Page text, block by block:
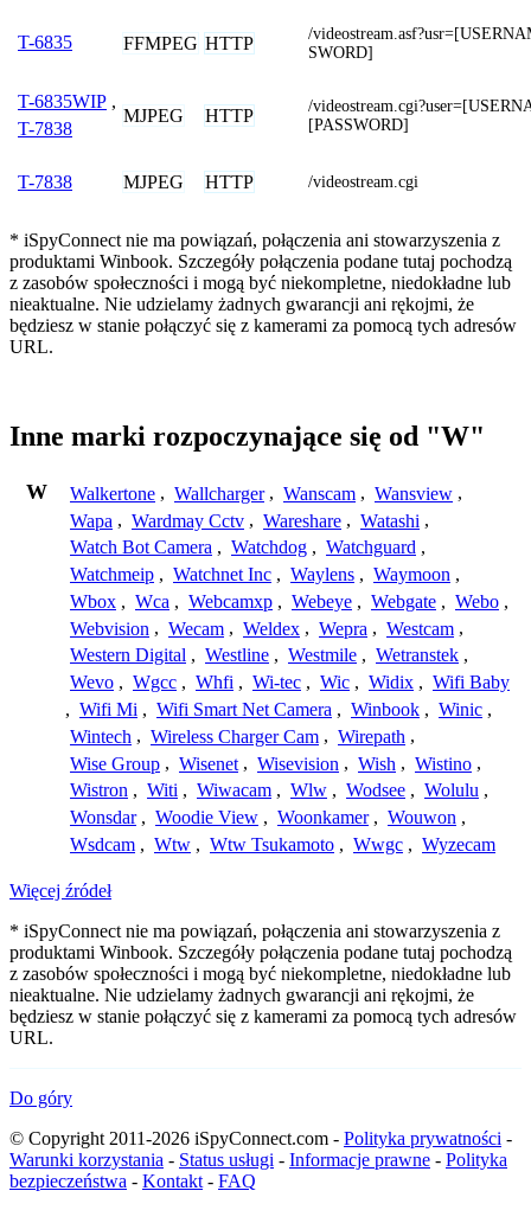
T-6835 FFMPEG HTTP
/
SWORD]
T-6835WIP ,
T-7838
MJPEG HTTP
/
[PASSWORD]
T-7838 MJPEG HTTP /videostream.cgi
* iSpyConnect nie ma powiązań, połączenia ani stowarzyszenia z
produktami Winbook. Szczegóły połączenia podane tutaj pochodzą
z zasobów społeczności i mogą być niekompletne, niedokładne lub
nieaktualne. Nie udzielamy żadnych gwarancji ani rękojmi, że
będziesz w stanie połączyć się z kamerami za pomocą tych adresów
URL.
Inne marki rozpoczynające się od "W"
W Walkertone , Wallcharger , Wanscam , Wansview ,
Wapa , Wardmay Cctv , Wareshare , Watashi ,
Watch Bot Camera , Watchdog , Watchguard ,
Watchmeip , Watchnet Inc , Waylens , Waymoon ,
Wbox , Wca , Webcamxp , Webeye , Webgate , Webo ,
Webvision , Wecam , Weldex , Wepra , Westcam ,
Western Digital , Westline , Westmile , Wetranstek ,
Wevo , Wgcc , Whfi , Wi-tec , Wic , Widix , Wifi Baby
, Wifi Mi , Wifi Smart Net Camera , Winbook , Winic ,
Wintech , Wireless Charger Cam , Wirepath ,
Wise Group , Wisenet , Wisevision , Wish , Wistino ,
Wistron , Witi , Wiwacam , Wlw , Wodsee , Wolulu ,
Wonsdar , Woodie View , Woonkamer , Wouwon ,
Wsdcam , Wtw , Wtw Tsukamoto , Wwgc , Wyzecam
Więcej źródeł
* iSpyConnect nie ma powiązań, połączenia ani stowarzyszenia z
produktami Winbook. Szczegóły połączenia podane tutaj pochodzą
z zasobów społeczności i mogą być niekompletne, niedokładne lub
nieaktualne. Nie udzielamy żadnych gwarancji ani rękojmi, że
będziesz w stanie połączyć się z kamerami za pomocą tych adresów
URL.
Do góry
© Copyright 2011-2026 iSpyConnect.com - Polityka prywatności -
Warunki korzystania - Status usługi - Informacje prawne - Polityka
bezpieczeństwa - Kontakt - FAQ